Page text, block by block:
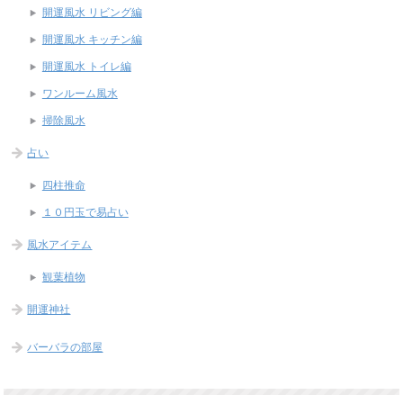
開運風水 リビング編
開運風水 キッチン編
開運風水 トイレ編
ワンルーム風水
掃除風水
占い
四柱推命
１０円玉で易占い
風水アイテム
観葉植物
開運神社
バーバラの部屋